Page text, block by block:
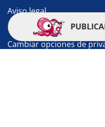
Aviso legal
Política de cookies
Cambiar opciones de